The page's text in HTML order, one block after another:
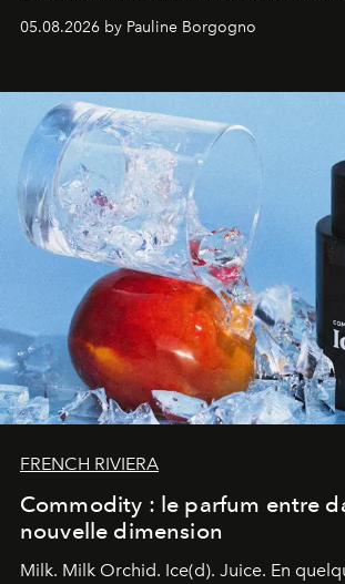
accompagner les explorations du
05.08.2026 by Pauline Borgogno
FRENCH RIVIERA
Commodity : le parfum entre
nouvelle dimension
Milk. Milk Orchid. Ice(d). Juice. En